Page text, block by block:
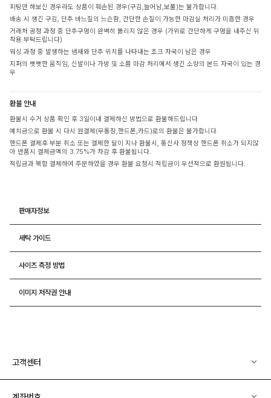
피팅만 해보신 경우라도 상품이 훼손된 경우(구김,늘어남,보풀)는 불가합니다.
배송 시 생긴 구김, 단추 바느질의 느슨함, 간단한 손질이 가능한 마감실 처리가 미흡한 경우
거래처 공정 과정 중 단추구멍이 완벽히 뚫리지 않은 경우 (가위로 간단하게 구멍을 내주신 뒤
착용 부탁드립니다)
워싱 과정 중 발생하는 냄새와 단추 위치를 나타내는 초크 자국이 남은 경우
지퍼의 뻣뻣한 움직임, 신발이나 가방 및 소품 마감 처리에서 생긴 소량의 본드 자국이 있는 경
우
환불 안내
환불시 수거 상품 확인 후 3일이내 결제하신 방법으로 환불해드립니다
예치금으로 환불 시 다시 원결제(무통장,핸드폰,카드)로의 환불은 불가합니다.
핸드폰 결제후 부분 취소 또는 결제한 달이 지나 환불시, 통신사 정책상 핸드폰 취소가 되지않
아 반품시 결제금액의 3.75%가 차감 후 환불됩니다.
적립금과 복합 결제하여 주문하였을 경우 환불 요청시 적립금이 우선적으로 환원됩니다.
판매자정보
세탁 가이드
사이즈 측정 방법
이미지 저작권 안내
고객센터